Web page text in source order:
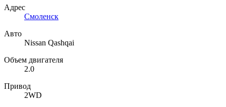
Адрес
Смоленск
Авто
Nissan Qashqai
Объем двигателя
2.0
Привод
2WD